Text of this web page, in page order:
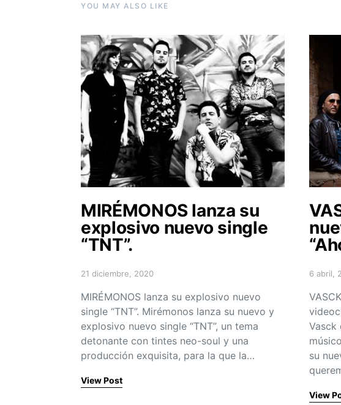
YOU MAY ALSO LIKE
MIRÉMONOS lanza su
explosivo nuevo single
“TNT”.
Posted on
21 diciembre, 2020
MIRÉMONOS lanza su explosivo nuevo
single “TNT”. Mirémonos lanza su nuevo y
explosivo nuevo single “TNT”, un tema
detonante con tintes neo-soul y una
producción exquisita, para la que la…
View Post
Posted
6 abril,
Vasck
su
View